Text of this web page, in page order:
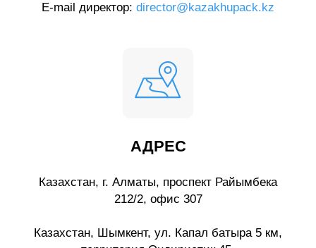
E-mail директор: director@kazakhupack.kz
АДРЕС
Казахстан, г. Алматы, проспект Райымбека
212/2, офис 307
Казахстан, Шымкент, ул. Капал батыра 5 км,